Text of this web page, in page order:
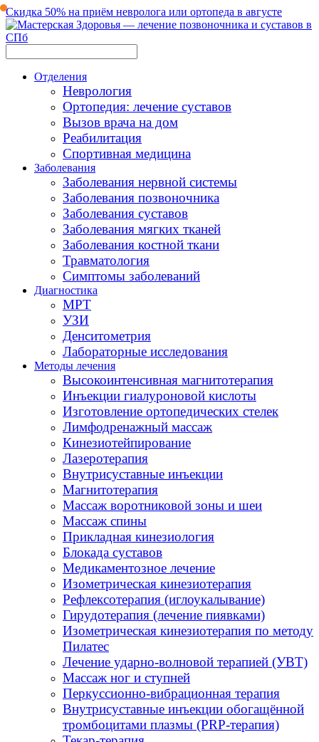
Скидка 50% на приём невролога или ортопеда в августе
Отделения
Неврология
Ортопедия: лечение суставов
Вызов врача на дом
Реабилитация
Спортивная медицина
Заболевания
Заболевания нервной системы
Заболевания позвоночника
Заболевания суставов
Заболевания мягких тканей
Заболевания костной ткани
Травматология
Симптомы заболеваний
Диагностика
МРТ
УЗИ
Денситометрия
Лабораторные исследования
Методы лечения
Высокоинтенсивная магнитотерапия
Инъекции гиалуроновой кислоты
Изготовление ортопедических стелек
Лимфодренажный массаж
Кинезиотейпирование
Лазеротерапия
Внутрисуставные инъекции
Магнитотерапия
Массаж воротниковой зоны и шеи
Массаж спины
Прикладная кинезиология
Блокада суставов
Медикаментозное лечение
Изометрическая кинезиотерапия
Рефлексотерапия (иглоукалывание)
Гирудотерапия (лечение пиявками)
Изометрическая кинезиотерапия по методу
Пилатес
Лечение ударно-волновой терапией (УВТ)
Массаж ног и ступней
Перкуссионно-вибрационная терапия
Внутрисуставные инъекции обогащённой
тромбоцитами плазмы (PRP-терапия)